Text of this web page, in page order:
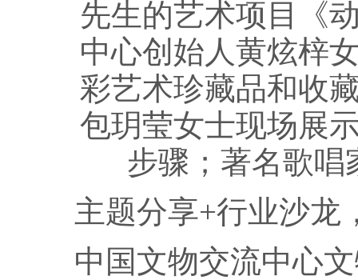
先生的艺术项目《
中心创始人黄炫梓
彩艺术珍藏品和收
包玥莹女士现场展
步骤；著名歌唱
主题分享+行业沙龙
中国文物交流中心